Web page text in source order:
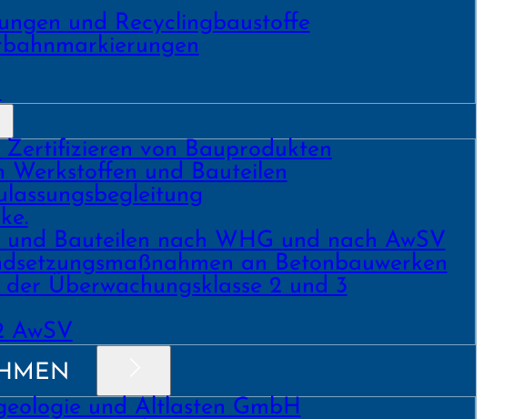
und Recycling­baustoffe
Zertifizieren von Bauprodukten
Werk­stoffen und Bau­teilen
Bau­teilen nach WHG und nach AwSV
an Beton­bau­werken
Über­wachungs­klasse 2 und 3
AwSV
und Altlasten GmbH